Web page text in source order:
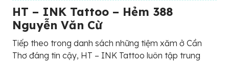
HT – INK Tattoo – Hẻm 388
Nguyễn Văn Cừ
Tiếp theo trong danh sách những tiệm xăm ở Cần
Thơ đáng tin cậy, HT – INK Tattoo luôn tập trung